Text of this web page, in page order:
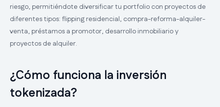
riesgo, permitiéndote diversificar tu portfolio con proyectos de
diferentes tipos: flipping residencial, compra-reforma-alquiler-
venta, préstamos a promotor, desarrollo inmobiliario y
proyectos de alquiler.
¿Cómo funciona la inversión
tokenizada?